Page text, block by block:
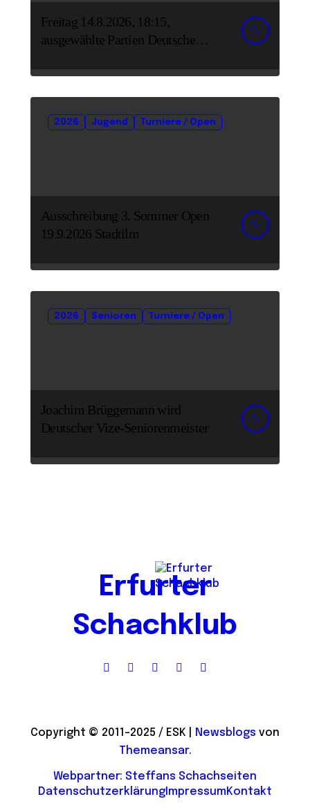
Freitag 14.8.2026, 18:15,
ausgewählte Partien Deutsche
2026 Jugend Turniere / Open
Ausschreibung 3. Sommer Open
19.9.2026 Stadtilm
2026 Senioren Turniere / Open
Joachim Brüggemann wird
Deutscher Vize-Seniorenmeister
Erfurter
Schachklub
Copyright © 2011-2025 / ESK Newsblogs von
Themeansar.
Webpartner: Steffans Schachseiten
Datenschutzerklärung ImpressumKontakt